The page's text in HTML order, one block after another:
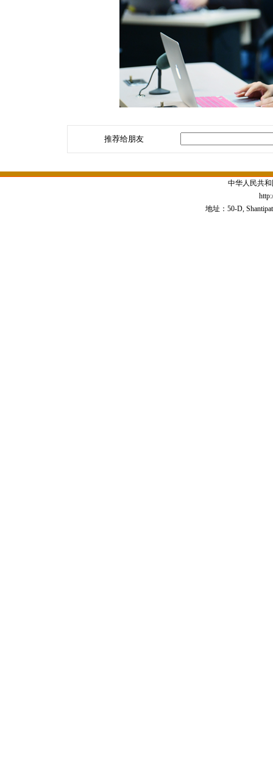
推荐给朋友
中华人民共
地址：50-D,